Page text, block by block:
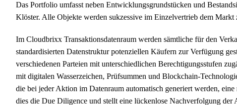
Das Portfolio umfasst neben Entwicklungsgrundstücken und
Klöster. Alle Objekte werden sukzessive im Einzelvertrieb dem Markt
Im Cloudbrixx Transaktionsdatenraum werden sämtliche für den
standardisierten Datenstruktur potenziellen Käufern zur Verfügung
verschiedenen Parteien mit unterschiedlichen Berechtigungsstufen
mit digitalen Wasserzeichen, Prüfsummen und Blockchain-
die bei jeder Aktion im Datenraum automatisch generiert werden,
dies die Due Diligence und stellt eine lückenlose Nachverfolgung der